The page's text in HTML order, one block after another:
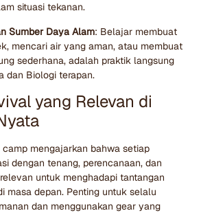
situasi tekanan.
Sumber Daya Alam: Belajar membuat
mencari air yang aman, atau membuat
sederhana, adalah praktik langsung
dan Biologi terapan.
yang Relevan di
mengajarkan bahwa setiap
dengan tenang, perencanaan, dan
untuk menghadapi tantangan
masa depan. Penting untuk selalu
dan menggunakan gear yang